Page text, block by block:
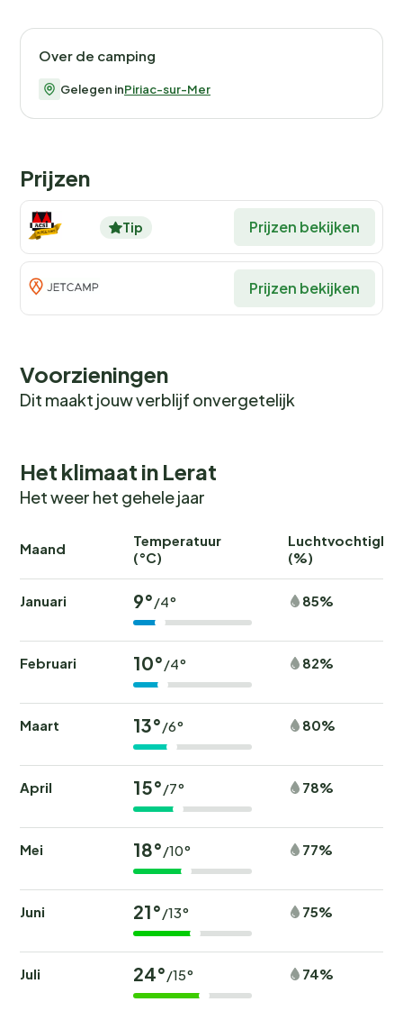
Over de camping
Gelegen inPiriac-sur-Mer
Prijzen
Tip Prijzen bekijken
Prijzen bekijken
Voorzieningen
Dit maakt jouw verblijf onvergetelijk
Het klimaat in Lerat
Het weer het gehele jaar
Maand
Temperatuur
(°C)
(%)
Januari 9° /4° 85%
Februari 10° /4° 82%
Maart 13° /6° 80%
April 15° /7° 78%
Mei 18° /10° 77%
Juni 21° /13° 75%
Juli 24° /15° 74%